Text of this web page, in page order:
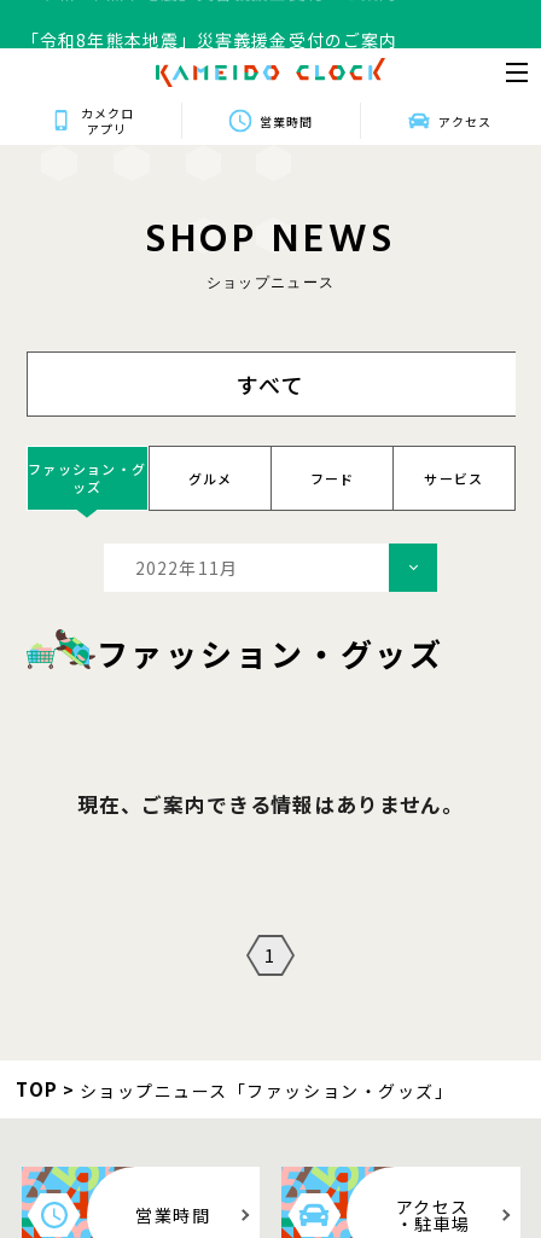
「令和8年熊本地震」災害義援金受付のご案内
カメクロ
アプリ
営業時間 アクセス
SHOP NEWS
ショップニュース
すべて
ファッション・グ
ッズ
グルメ フード サービス
2022年11月
ファッション・グッズ
現在、ご案内できる情報はありません。
1
TOP ショップニュース「ファッション・グッズ」
営業時間 アクセス
・駐車場